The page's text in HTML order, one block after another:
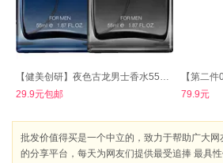
【健美创研】夜色古龙男士香水55ml*1瓶装
29.9元包邮
【第二
79.9元
批发价值得买是一个中立的，致力于帮助广大
的分享平台，每天为网友们提供最受追捧 最具